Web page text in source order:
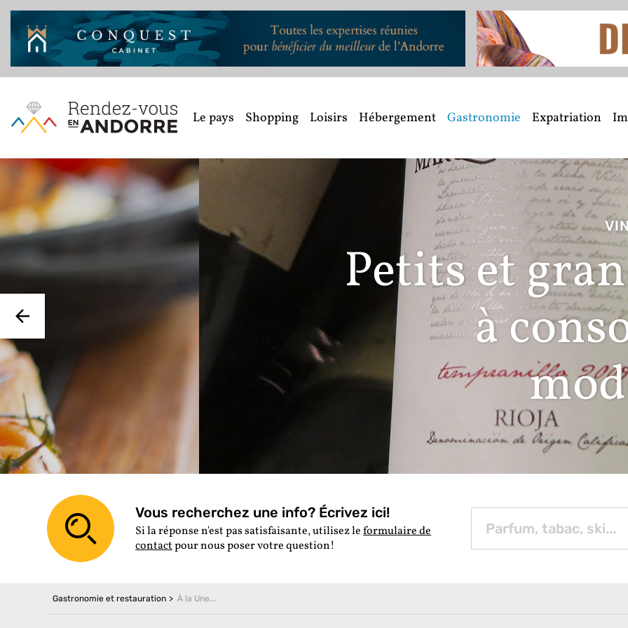
Le pays Shopping Loisirs Hébergement Gastronomie Expatriation
VINS ET ALCOOLS
Petits et grands crus
à consommer
modération !
Vous recherchez une info? Écrivez ici!
Si la réponse n'est pas satisfaisante, utilisez leformulaire de
contactpour nous poser votre question!
Gastronomie et restauration À la Une...